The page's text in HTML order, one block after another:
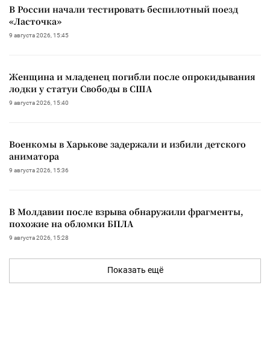
В России начали тестировать беспилотный поезд
«Ласточка»
9 августа 2026, 15:45
Женщина и младенец погибли после опрокидывания
лодки у статуи Свободы в США
9 августа 2026, 15:40
Военкомы в Харькове задержали и избили детского
аниматора
9 августа 2026, 15:36
В Молдавии после взрыва обнаружили фрагменты,
похожие на обломки БПЛА
9 августа 2026, 15:28
Показать ещё